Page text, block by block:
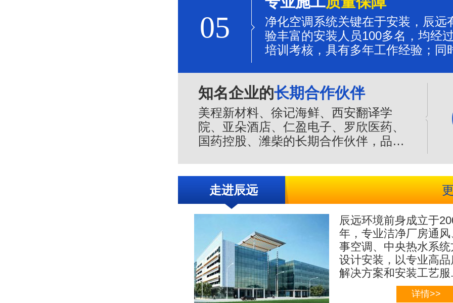
05
净化空调系统关键在于安装，辰远
验丰富的安装人员100多名，均经
培训考核，具有多年工作经验；同
知名企业的长期合作伙伴
美程新材料、徐记海鲜、西安翻译学
院、亚朵酒店、仁盈电子、罗欣医药、
国药控股、潍柴的长期合作伙伴，品质
走进辰远
辰远环境前身成立于
年，专业洁净厂房通风
事空调、中央热水系
设计安装，以专业高
解决方案和安装工艺服
详情>>